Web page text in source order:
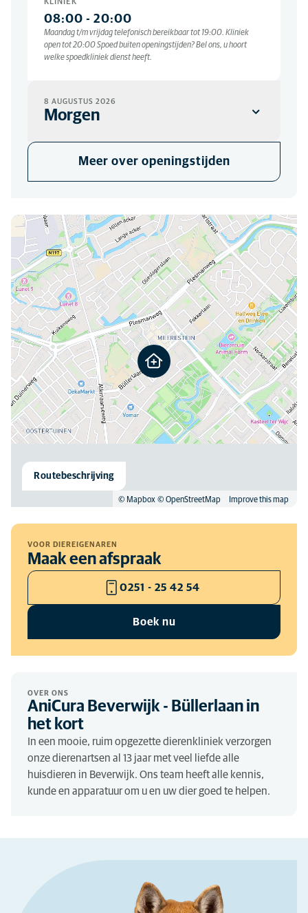
KLINIEK
08:00 - 20:00
Maandag t/m vrijdag telefonisch bereikbaar tot 19:00. Kliniek
open tot 20:00 Spoed buiten openingstijden? Bel ons, u hoort
welke spoedkliniek dienst heeft.
8 AUGUSTUS 2026
Morgen
GeslotenMeer over openingstijden
U kunt ons hier vinden
© Mapbox © OpenStreetMap Improve this map
Routebeschrijving
VOOR DIEREIGENAREN
Maak een afspraak
0251 - 25 42 54
Boek nu
OVER ONS
AniCura Beverwijk - Büllerlaan in
het kort
In een mooie, ruim opgezette dierenkliniek verzorgen
onze dierenartsen al 13 jaar met veel liefde alle
huisdieren in Beverwijk. Ons team heeft alle kennis,
kunde en apparatuur om u en uw dier goed te helpen.